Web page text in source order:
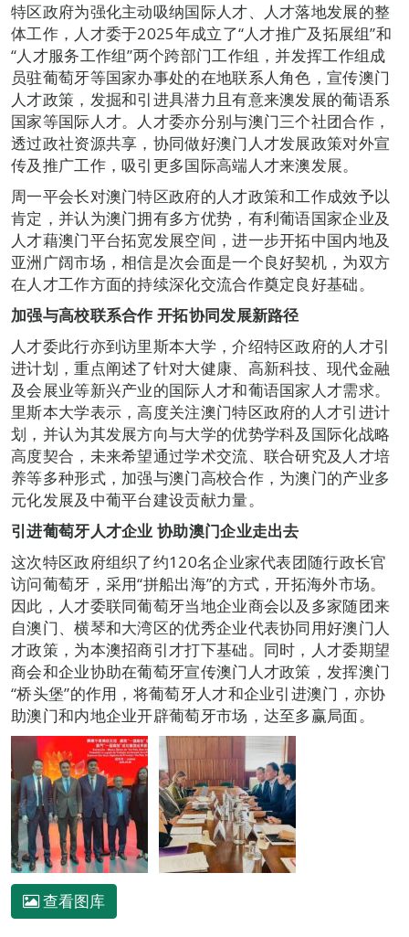
特区政府为强化主动吸纳国际人才、人才落地发展的整
体工作，人才委于2025年成立了“人才推广及拓展组”和
“人才服务工作组”两个跨部门工作组，并发挥工作组成
员驻葡萄牙等国家办事处的在地联系人角色，宣传澳门
人才政策，发掘和引进具潜力且有意来澳发展的葡语系
国家等国际人才。人才委亦分别与澳门三个社团合作，
透过政社资源共享，协同做好澳门人才发展政策对外宣
传及推广工作，吸引更多国际高端人才来澳发展。
周一平会长对澳门特区政府的人才政策和工作成效予以
肯定，并认为澳门拥有多方优势，有利葡语国家企业及
人才藉澳门平台拓宽发展空间，进一步开拓中国内地及
亚洲广阔市场，相信是次会面是一个良好契机，为双方
在人才工作方面的持续深化交流合作奠定良好基础。
加强与高校联系合作 开拓协同发展新路径
人才委此行亦到访里斯本大学，介绍特区政府的人才引
进计划，重点阐述了针对大健康、高新科技、现代金融
及会展业等新兴产业的国际人才和葡语国家人才需求。
里斯本大学表示，高度关注澳门特区政府的人才引进计
划，并认为其发展方向与大学的优势学科及国际化战略
高度契合，未来希望通过学术交流、联合研究及人才培
养等多种形式，加强与澳门高校合作，为澳门的产业多
元化发展及中葡平台建设贡献力量。
引进葡萄牙人才企业 协助澳门企业走出去
这次特区政府组织了约120名企业家代表团随行政长官
访问葡萄牙，采用“拼船出海”的方式，开拓海外市场。
因此，人才委联同葡萄牙当地企业商会以及多家随团来
自澳门、横琴和大湾区的优秀企业代表协同用好澳门人
才政策，为本澳招商引才打下基础。同时，人才委期望
商会和企业协助在葡萄牙宣传澳门人才政策，发挥澳门
“桥头堡”的作用，将葡萄牙人才和企业引进澳门，亦协
助澳门和内地企业开辟葡萄牙市场，达至多赢局面。
查看图库